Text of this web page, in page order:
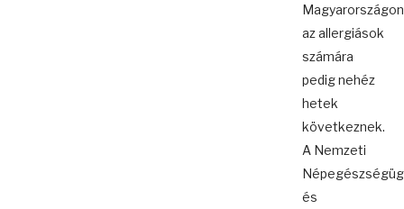
az allergiások
számára
pedig nehéz
hetek
következnek.
A Nemzeti
és